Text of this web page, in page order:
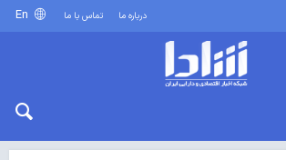
درباره ما تماس با ما